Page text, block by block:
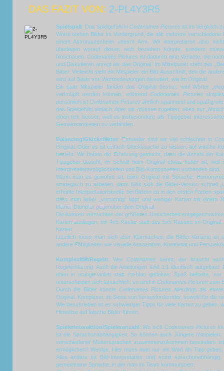
DAS FAZIT VON: 2-PL4Y3R5
Spielspaß: Das Spielgefühl in Codenames Pictures ist im Vergleich
Worte stehen Bilder im Vordergrund, die alle mehrere verschiedene
einem Astronautenhelm unterm Arm. Wir interpretieren also
überlegen worauf dieses sich beziehen könnte, sondern
hinschauen. Codenames Pictures ist dadurch eine Variante, die
und Diskutieren anregt als das Original. Im Mittelpunkt steht das
Bilder. Vielleicht sieht ein Mitspieler ein Bild-Ausschnitt, den die
wird auf Basis von Wortbedeutungen diskutiert, wie im Original.
Ein paar Mitspieler fanden das Original besser, weil Wörter
verknüpft werden können, währendCodenames Pictures
persönlich ist Codenames Pictures ähnlich spannend und spaßig
das Spielgefühl einfach. Aber wir müssen zugeben: eben nur
einen tick besser, weil es insbesondere als Tippgeber
Gemeinsamkeiten zu verbinden.
Balancing/Glücksfaktor: Entweder sind wir viel schlechter in
Original. Oder es ist einfach Glückssache zu wissen, auf welche
bezieht. Wir haben die Erfahrung gemacht, dass die Anzahl der
Tippgeber bezieht, im Schnitt beim Original etwas höher ist,
Interpretationsmöglichkeiten und Bild-Komponenten vorhanden sind.
Wenn man es gewohnt ist, beim Original mit Sprache,
strategisch zu arbeiten, dann fühlt sich die Bilder-Version schnell
erhöhte Interpretationsbreite bei Bildern ist in den ersten Partien
dass man lieber „vorsichtig“ tippt und weniger Karten mit einem
kleiner Dämpfer gegenüber dem Original.
Die Autoren versuchten der größeren Unsicherheit
Karten ausliegen, ein 4x5 Raster statt des 5x5 Rasters im
Karten.
Letztlich muss man sich aber Klarmachen: die Bilder-Variante ist
andere Fähigkeiten wie visuelle Assoziation, Kreativität und
Komplexität/Regeln: WerCodenames
kennt, der braucht
Regelerklärung. Auch die Anleitungen sind 1:1 identisch
eben in orange-violett statt rot-blau gehalten. Spaß beiseite,
unterscheiden sich tatsächlich; so sind in Codenames Pictures zum
Durch die Bilder könnte Codenames Pictures allerdings als
Original. Komplexer, im Sinne von herausfordernder, sowohl für die
Wie beschrieben ist es schwieriger Tipps für viele Karten zu geben,
Hinweise auf falsche Bilder führen.
Spielerinteraktion/Spieleranzahl: Wo sichCodenames Pictures
ist die Sprachunabhängigkeit. So können auch Jüngere
verschiedener Muttersprachen zusammenzukommen besonders
ermöglichen? Wenige. Hier muss man nur ein Wort als Tipp
Alles andere ist Bild-Interpretation und somit
gemeinsame Sprache, in der man im Team kommuniziert.